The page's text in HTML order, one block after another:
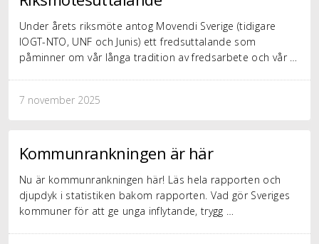
Under årets riksmöte antog Movendi Sverige (tidigare
IOGT-NTO, UNF och Junis) ett fredsuttalande som
påminner om vår långa tradition av fredsarbete och vår …
7 november 2025
Kommunrankningen är här
Nu är kommunrankningen här! Läs hela rapporten och
djupdyk i statistiken bakom rapporten. Vad gör Sveriges
kommuner för att ge unga inflytande, trygg …